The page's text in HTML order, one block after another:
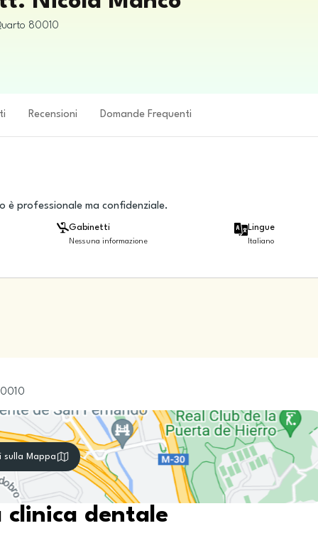
80010
Recensioni Domande Frequenti
è professionale ma confidenziale.
Gabinetti
Nessuna informazione
Lingue
Italiano
sulla Mappa
dentale